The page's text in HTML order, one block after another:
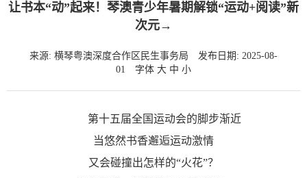
让书本“动”起来！琴澳青少年暑期解锁“运动+阅读”新
次元→
来源: 横琴粤澳深度合作区民生事务局
发布日期: 2025-08-
01
字体 大 中 小
第十五届全国运动会的脚步渐近
当悠然书香邂逅运动激情
又会碰撞出怎样的“火花”？